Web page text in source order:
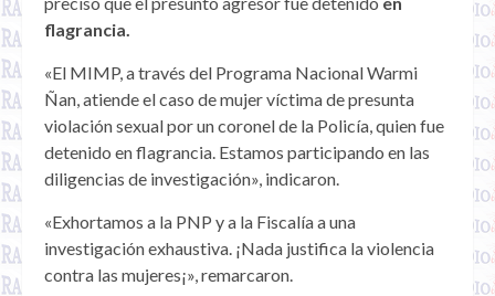
flagrancia.
«El MIMP, a través del Programa Nacional Warmi
Ñan, atiende el caso de mujer víctima de presunta
violación sexual por un coronel de la Policía, quien fue
detenido en flagrancia. Estamos participando en las
diligencias de investigación», indicaron.
«Exhortamos a la PNP y a la Fiscalía a una
investigación exhaustiva. ¡Nada justifica la violencia
contra las mujeres¡», remarcaron.